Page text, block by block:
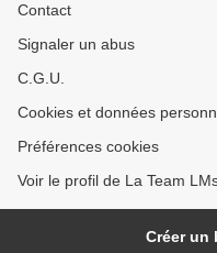
Contact
Signaler un abus
C.G.U.
Cookies et données
Préférences cookies
Voir le profil de La Team
Créer un